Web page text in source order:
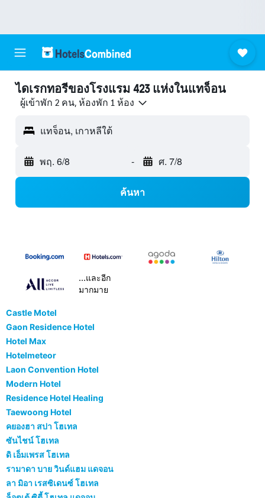
ไดเรกทอรีของโรงแรม 423 แห่งในแทจ็อน
ผู้เข้าพัก 2 คน, ห้องพัก 1 ห้อง
แทจ็อน, เกาหลีใต้
พฤ. 6/8 - ศ. 7/8
ค้นหา
...และอีก
มากมาย
Castle Motel
Gaon Residence Hotel
Hotel Max
Hotelmeteor
Laon Convention Hotel
Modern Hotel
Residence Hotel Healing
Taewoong Hotel
คยองฮา สปา โฮเทล
ซันไชน์ โฮเทล
ดิ เอ็มเพรส โฮเทล
รามาดา บาย วินด์แฮม แดจอน
ลา มิอา เรสซิเดนซ์ โฮเทล